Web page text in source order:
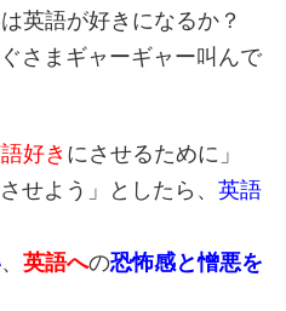
は英語が好きになるか？
さまギャーギャー叫んで
好き にさせるために」
させよう」としたら、 英語
、 英語への恐怖感と憎悪を